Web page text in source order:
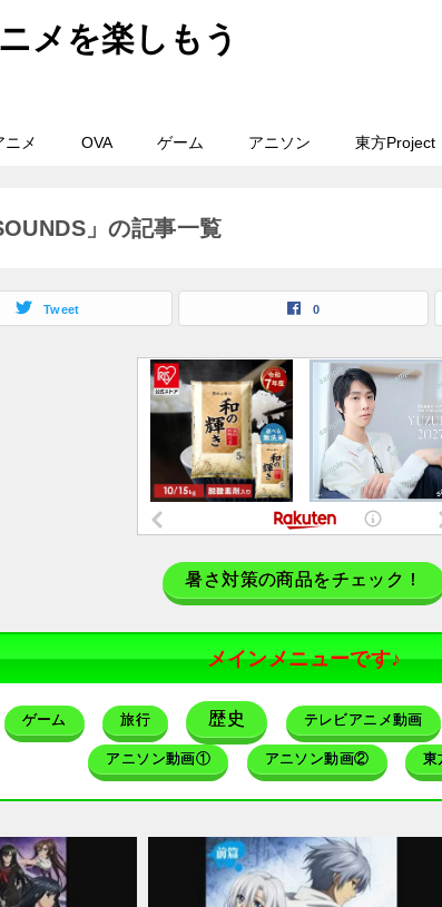
メを楽しもう
ニメ OVA ゲーム アニソン 東方Project
」の記事一覧
Tweet 0
暑さ対策の商品をチェック！
メインメニューです♪
ゲーム 旅行 歴史 テレビアニメ動画
アニソン動画① アニソン動画② 東